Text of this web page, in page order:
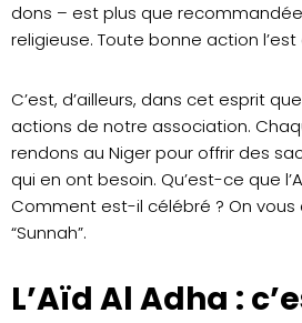
dons – est plus que
religieuse. Toute bonne action l’est
C’est, d’ailleurs, dans cet esprit
actions de notre association.
rendons au Niger pour offrir des
qui en ont besoin. Qu’est-ce que
Comment est-il célébré ? On
“Sunnah”.
L’Aïd Al Adha :